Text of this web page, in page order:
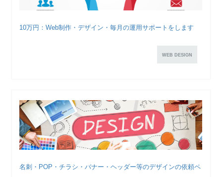
10万円：Web制作・デザイン・毎月の運用サポートをします
WEB DESIGN
名刺・POP・チラシ・バナー・ヘッダー等のデザインの依頼ペ